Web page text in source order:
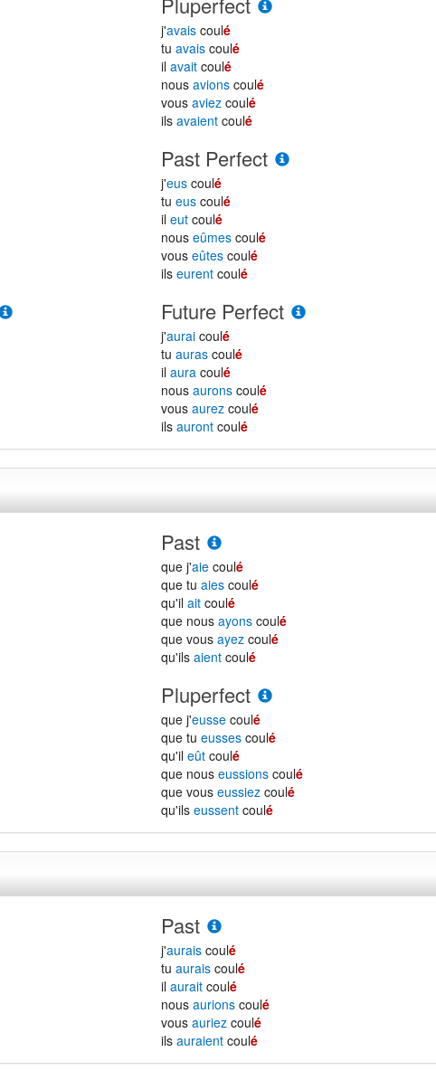
j'avais coulé
tuavais coulé
ilavait coulé
nousavions coulé
vousaviez coulé
ilsavaient coulé
Past Perfect
j'eus coulé
tueus coulé
ileut coulé
nouseûmes coulé
vouseûtes coulé
ilseurent coulé
Future Perfect
j'aurai coulé
tuauras coulé
ilaura coulé
nousaurons coulé
vousaurez coulé
ilsauront coulé
Past
que j'aie coulé
que tuaies coulé
qu'ilait coulé
que nousayons coulé
que vousayez coulé
qu'ilsaient coulé
Pluperfect
que j'eusse coulé
que tueusses coulé
qu'ileût coulé
que nouseussions coulé
que vouseussiez coulé
qu'ilseussent coulé
Past
j'aurais coulé
tuaurais coulé
ilaurait coulé
nousaurions coulé
vousauriez coulé
ilsauraient coulé